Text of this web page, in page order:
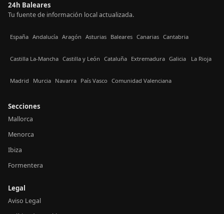
24h Baleares
Tu fuente de información local actualizada.
España Andalucía Aragón Asturias Baleares Canarias Cantabria
Castilla La-Mancha Castilla y León Cataluña Extremadura Galicia La Rioja
Madrid Murcia Navarra País Vasco Comunidad Valenciana
Secciones
Mallorca
Menorca
Ibiza
Formentera
Legal
Aviso Legal